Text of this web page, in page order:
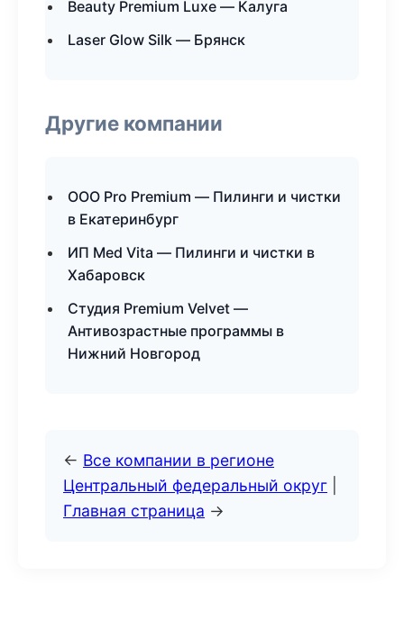
Beauty Premium Luxe — Калуга
Laser Glow Silk — Брянск
Другие компании
ООО Pro Premium — Пилинги и чистки
в Екатеринбург
ИП Med Vita — Пилинги и чистки в
Хабаровск
Студия Premium Velvet —
Антивозрастные программы в
Нижний Новгород
← Все компании в регионе
Центральный федеральный округ
Главная страница →